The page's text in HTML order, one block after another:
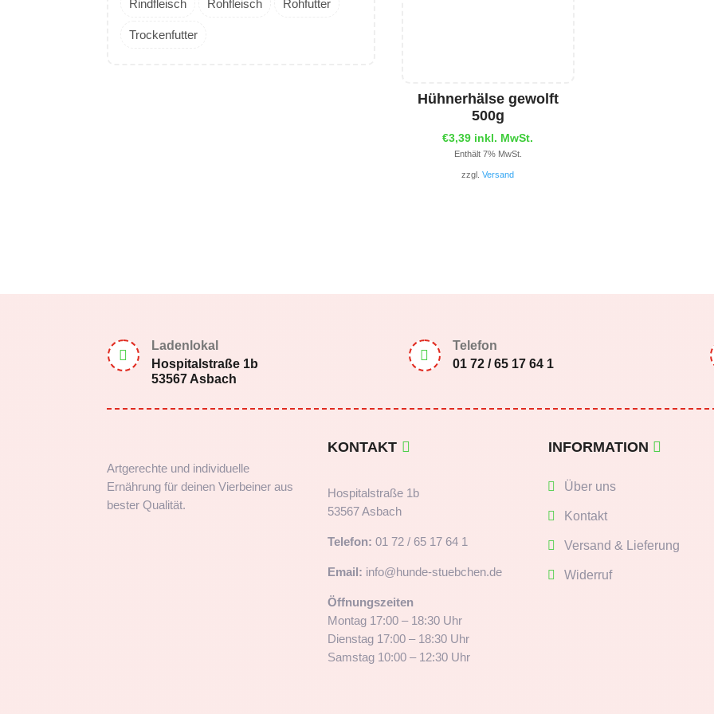
Rindfleisch Rohfleisch Rohfutter
Trockenfutter
Hühnerhälse gewolft
500g
€3,39 inkl. MwSt.
Enthält 7% MwSt.
zzgl.Versand

Ladenlokal
Hospitalstraße 1b
53567 Asbach

Telefon
01 72 / 65 17 64 1
Artgerechte und individuelle
Ernährung für deinen Vierbeiner aus
bester Qualität.
KONTAKT
Hospitalstraße 1b
53567 Asbach
Telefon: 01 72 / 65 17 64 1
Email: info@hunde-stuebchen.de
Öffnungszeiten
Montag 17:00 – 18:30 Uhr
Dienstag 17:00 – 18:30 Uhr
Samstag 10:00 – 12:30 Uhr
INFORMATION
Über uns
Kontakt
Versand & Lieferung
Widerruf